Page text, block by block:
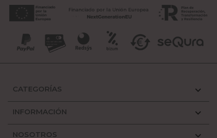
CATEGORÍAS 
INFORMACIÓN 
NOSOTROS